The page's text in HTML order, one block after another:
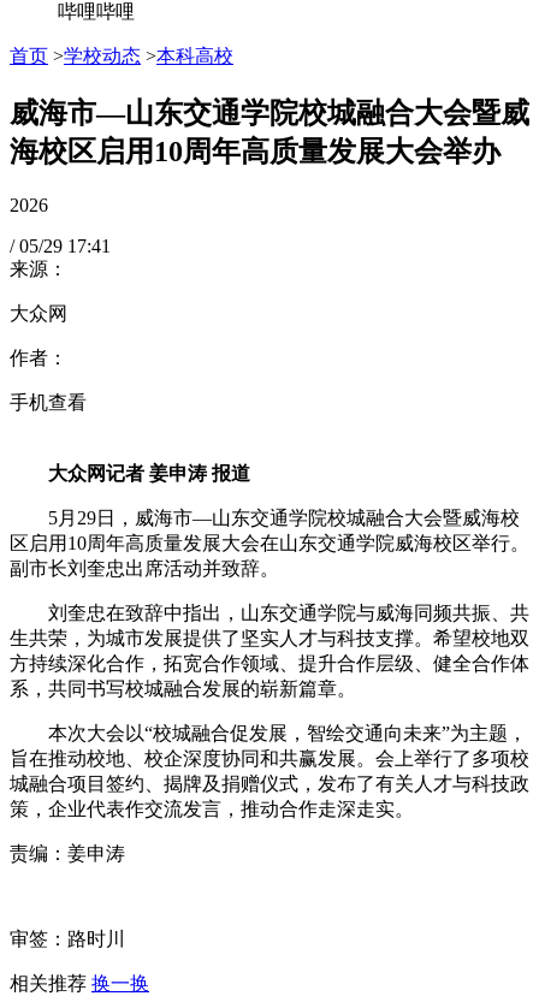
哔哩哔哩
首页 >学校动态 >本科高校
威海市—山东交通学院校城融合大会暨威
海校区启用10周年高质量发展大会举办
2026
/ 05/29 17:41
来源：
大众网
作者：
手机查看
大众网记者 姜申涛 报道
5月29日，威海市—山东交通学院校城融合大会暨威海校
区启用10周年高质量发展大会在山东交通学院威海校区举行。
副市长刘奎忠出席活动并致辞。
刘奎忠在致辞中指出，山东交通学院与威海同频共振、共
生共荣，为城市发展提供了坚实人才与科技支撑。希望校地双
方持续深化合作，拓宽合作领域、提升合作层级、健全合作体
系，共同书写校城融合发展的崭新篇章。
本次大会以“校城融合促发展，智绘交通向未来”为主题，
旨在推动校地、校企深度协同和共赢发展。会上举行了多项校
城融合项目签约、揭牌及捐赠仪式，发布了有关人才与科技政
策，企业代表作交流发言，推动合作走深走实。
责编：姜申涛
审签：路时川
相关推荐 换一换